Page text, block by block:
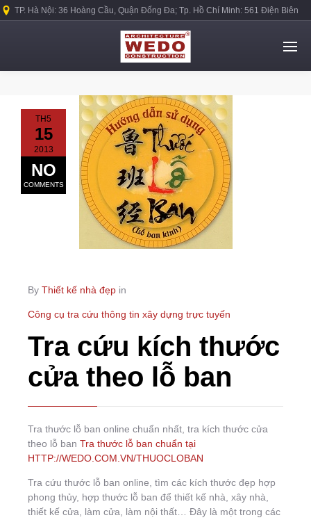
TP. Hà Nội: 36 Hoàng Cầu, Quận Đống Đa; Tp. Hồ Chí Minh: 561 Điện Biên
TH5
15
2013
NO
COMMENTS
By Thiết kế nhà đẹp in
Công cụ tra cứu thông tin xây dựng trực tuyến
Tra cứu kích thước
cửa theo lỗ ban
Tra thước lỗ ban online chuẩn nhất, tra kích thước cửa
theo lỗ ban Tra thước lỗ ban chuẩn tại
HTTP://WEDO.COM.VN/THUOCLOBAN
Tra cứu thước lỗ ban online, tìm các kích thước đẹp hợp
phong thủy, hợp thước lỗ ban để thiết kế nhà, xây nhà,
thiết kế cửa, làm cửa, làm nội thất… Đây là một trong các